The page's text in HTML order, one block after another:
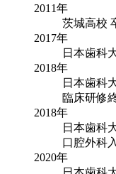
2011年
茨城高校
2017年
日本歯科
2018年
日本歯科
臨床研修
2018年
日本歯科
口腔外科
2020年